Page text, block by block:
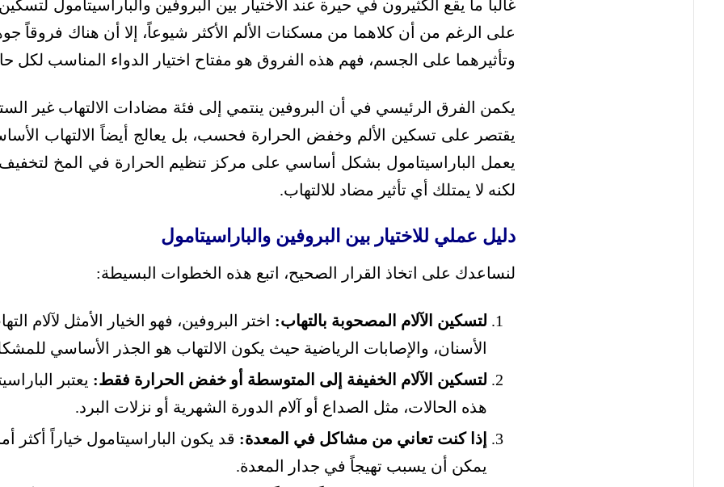
غالباً ما يقع الكثيرون في حيرة عند الاختيار بين البروفين والباراسيتامول
على الرغم من أن كلاهما من مسكنات الألم الأكثر شيوعاً، إلا أن هناك فروقاً
وتأثيرهما على الجسم، فهم هذه الفروق هو مفتاح اختيار الدواء المناسب لكل
يكمن الفرق الرئيسي في أن البروفين ينتمي إلى فئة مضادات الالتهاب غير
يقتصر على تسكين الألم وخفض الحرارة فحسب، بل يعالج أيضاً الالتهاب
يعمل الباراسيتامول بشكل أساسي على مركز تنظيم الحرارة في المخ لتخفيف
لكنه لا يمتلك أي تأثير مضاد للالتهاب.
دليل عملي للاختيار بين البروفين والباراسيتامول
لنساعدك على اتخاذ القرار الصحيح، اتبع هذه الخطوات البسيطة:
لتسكين الآلام المصحوبة بالتهاب: اختر البروفين، فهو الخيار الأمثل لآلام
الأسنان، والإصابات الرياضية حيث يكون الالتهاب هو الجذر الأساسي
لتسكين الآلام الخفيفة إلى المتوسطة أو خفض الحرارة فقط: يعتبر
هذه الحالات، مثل الصداع أو آلام الدورة الشهرية أو نزلات البرد.
إذا كنت تعاني من مشاكل في المعدة: قد يكون الباراسيتامول خياراً أكثر
يمكن أن يسبب تهيجاً في جدار المعدة.